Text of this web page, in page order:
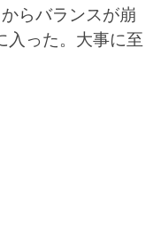
らバランスが崩
入った。大事に至